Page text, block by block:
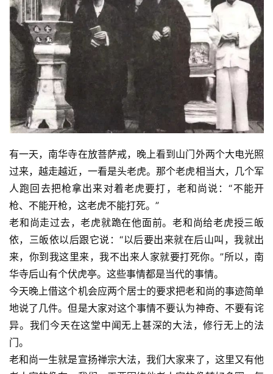
资
讯
八
点
僧
音
高
僧
访
谈
有一天，南华寺在放菩萨戒，晚上看到山门外两个大电光照
过来，越走越近，一看是头老虎。那个老虎相当大，几个军
人跑回去把枪拿出来对着老虎要打，老和尚说：“不能开
枪、不能开枪，这老虎不能打死。”
老和尚走过去，老虎就跪在他面前。老和尚给老虎授三皈
依，三皈依以后跟它说：“以后要出来就在后山叫，我就出
来，你到我这里来，我不出来人家就要打死你。”所以，南
华寺后山有个伏虎亭。这些事情都是当代的事情。
今天晚上借这个机会应两个居士的要求把老和尚的事迹简单
地说了几件。但是大家对这个事情不要认为神奇、不要有诧
异。我们今天在这堂中闻无上甚深的大法，修行无上的法
门。
老和尚一生就是宣扬禅宗大法，我们大家来了，这里又有他